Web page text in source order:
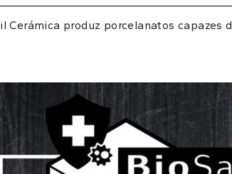
Cerámica produz porcelanatos